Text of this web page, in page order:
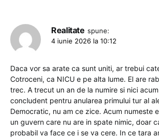
Realitate spune:
4 iunie 2026 la 10:12
Daca vor sa arate ca sunt uniti, ar trebui
Cotroceni, ca NICU e pe alta lume. El are
trec. A trecut un an de la numire si nici
concludent pentru anularea primului tur al
Democratic, nu am ce zice. Acum numeste
un guvern care nu are in spate nimic, doar
probabil va face ce i se va cere. In ce tara